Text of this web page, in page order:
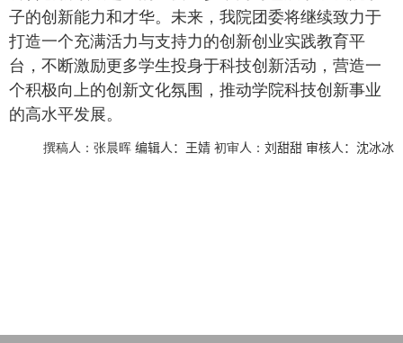
子的创新能力和才华。未来，我院团委将继续致力于
打造一个充满活力与支持力的创新创业实践教育平
台，不断激励更多学生投身于科技创新活动，营造一
个积极向上的创新文化氛围，推动学院科技创新事业
的高水平发展。
撰稿人 ：张晨晖 编辑人：王婧 初审人 ： 刘甜甜 审核人：沈冰冰